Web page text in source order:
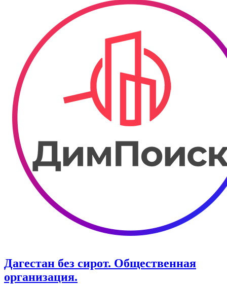
Дагестан без сирот. Общественная
организация.